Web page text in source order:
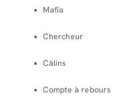
Mafia
Chercheur
Câlins
Compte à rebours